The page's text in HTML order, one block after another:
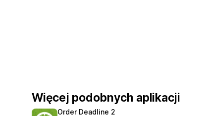
Więcej podobnych aplikacji
Order Deadline 2